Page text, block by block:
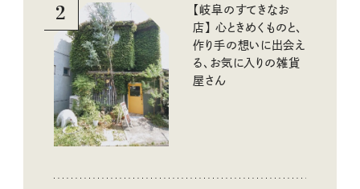
2
【岐阜のすてきなお
店】 心ときめくものと、
作り手の想いに出会え
る、お気に入りの雑貨
屋さん